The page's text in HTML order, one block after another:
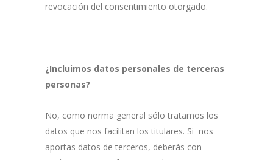
revocación del consentimiento otorgado.
¿Incluimos datos personales de terceras
personas?
No, como norma general sólo tratamos los
datos que nos facilitan los titulares. Si nos
aportas datos de terceros, deberás con